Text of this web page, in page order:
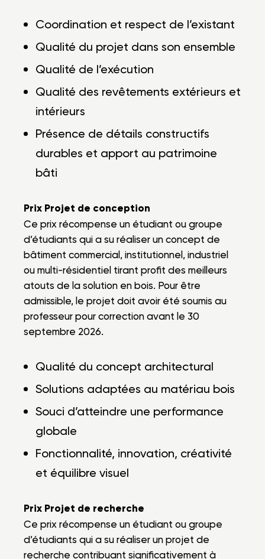
Coordination et respect de l’existant
Qualité du projet dans son ensemble
Qualité de l’exécution
Qualité des revêtements extérieurs et
intérieurs
Présence de détails constructifs
durables et apport au patrimoine
bâti
Prix Projet de conception
Ce prix récompense un étudiant ou groupe
d’étudiants qui a su réaliser un concept de
bâtiment commercial, institutionnel, industriel
ou multi-résidentiel tirant profit des meilleurs
atouts de la solution en bois. Pour être
admissible, le projet doit avoir été soumis au
professeur pour correction avant le 30
septembre 2026.
Qualité du concept architectural
Solutions adaptées au matériau bois
Souci d’atteindre une performance
globale
Fonctionnalité, innovation, créativité
et équilibre visuel
Prix Projet de recherche
Ce prix récompense un étudiant ou groupe
d’étudiants qui a su réaliser un projet de
recherche contribuant significativement à